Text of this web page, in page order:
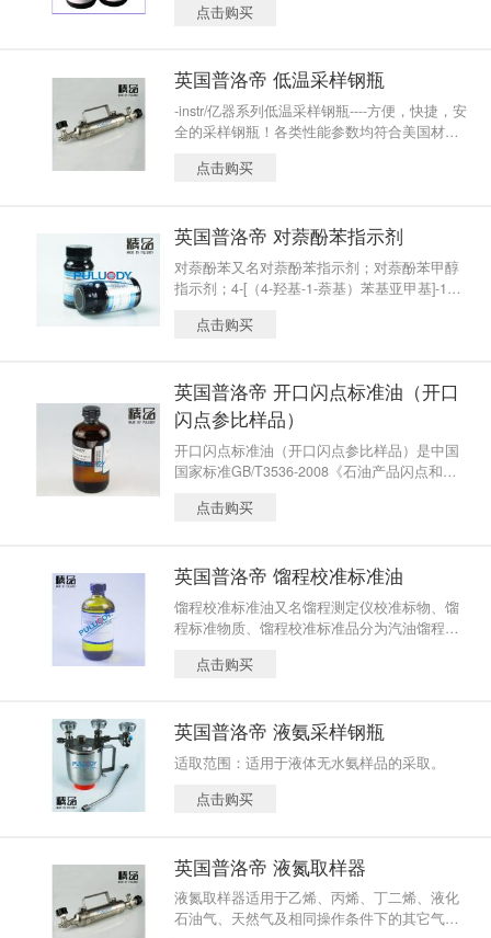
测控为满足SH/T0248-2006《柴油和民用取暖
点击购买
英国普洛帝 低温采样钢瓶
-instr/亿器系列低温采样钢瓶----方便，快捷，安
全的采样钢瓶！各类性能参数均符合美国材料
国石化标准和中国石油标准。
点击购买
英国普洛帝 对萘酚苯指示剂
对萘酚苯又名对萘酚苯指示剂；对萘酚苯甲醇
指示剂；4-[（4-羟基-1-萘基）苯基亚甲基]-1
苯甲醇；对萘酚苯甲醇；4,4’-（α-羟基亚苄
点击购买
英国普洛帝 开口闪点标准油（开口
闪点参比样品）
开口闪点标准油（开口闪点参比样品）是中国
国家标准GB/T3536-2008《石油产品闪点和燃
验》的规定，使用开口闪点标准油对仪器进行
点击购买
英国普洛帝 馏程校准标准油
馏程校准标准油又名馏程测定仪校准标物、馏
程标准物质、馏程校准标准品分为汽油馏程标
馏装置可以模拟手动馏程方法的条件。
点击购买
英国普洛帝 液氨采样钢瓶
适取范围：适用于液体无水氨样品的采取。
点击购买
英国普洛帝 液氮取样器
液氮取样器适用于乙烯、丙烯、丁二烯、液化
石油气、天然气及相同操作条件下的其它气